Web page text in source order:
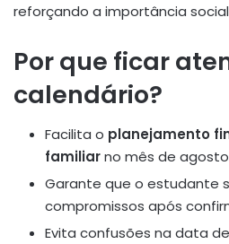
reforçando a importância
Por que ficar
calendário?
Facilita o planejamento
familiarno mês de
Garante que o estudante
compromissos após
Evita confusões na data